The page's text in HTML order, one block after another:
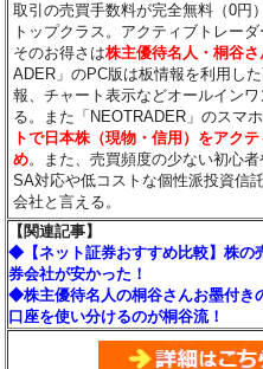
取引の売買手数料が完全無料（0円
トップクラス。アクティブトレー
そのお得さは株主優待名人・桐谷さ
ADER」のPC版は板情報を利用し
報、チャート表示などオールイン
る。また「NEOTRADER」のスマ
トで日本株（現物・信用）をアク
め。また、売買頻度の少ない初心
SA対応や低コストな個性派投資信
会社と言える。
【関連記事】
◆【ネット証券おすすめ比較】株の
券会社が安かった！
◆株主優待名人の桐谷さんお墨付き
口座を使い分けるのが桐谷流！